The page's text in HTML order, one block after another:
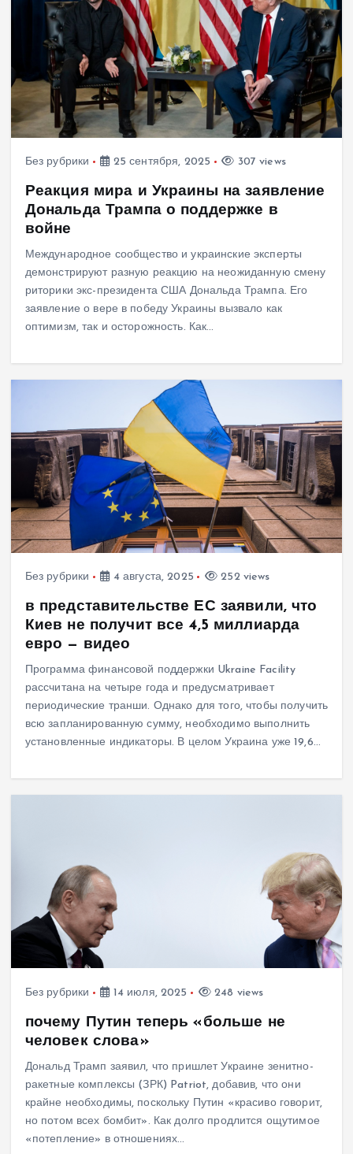
Без рубрики 25 сентября, 2025 307 views
Реакция мира и Украины на заявление
Дональда Трампа о поддержке в
войне
Международное сообщество и украинские эксперты
демонстрируют разную реакцию на неожиданную смену
риторики экс-президента США Дональда Трампа. Его
заявление о вере в победу Украины вызвало как
оптимизм, так и осторожность. Как…
Без рубрики 4 августа, 2025 252 views
в представительстве ЕС заявили, что
Киев не получит все 4,5 миллиарда
евро — видео
Программа финансовой поддержки Ukraine Facility
рассчитана на четыре года и предусматривает
периодические транши. Однако для того, чтобы получить
всю запланированную сумму, необходимо выполнить
установленные индикаторы. В целом Украина уже 19,6…
Без рубрики 14 июля, 2025 248 views
почему Путин теперь «больше не
человек слова»
Дональд Трамп заявил, что пришлет Украине зенитно-
ракетные комплексы (ЗРК) Patriot, добавив, что они
крайне необходимы, поскольку Путин «красиво говорит,
но потом всех бомбит». Как долго продлится ощутимое
«потепление» в отношениях…